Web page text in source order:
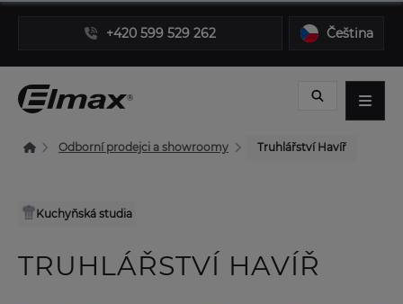
+420 599 529 262 Čeština
Odborní prodejci a showroomy Truhlářství Havíř
Kuchyňská studia
TRUHLÁŘSTVÍ HAVÍŘ